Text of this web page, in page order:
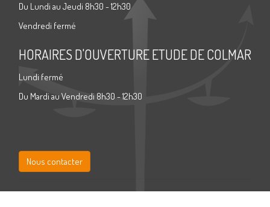
Du Lundi au Jeudi 8h30 - 12h30
Vendredi fermé
HORAIRES D'OUVERTURE ETUDE DE COLMAR
Lundi fermé
Du Mardi au Vendredi 8h30 - 12h30
Nous contacter